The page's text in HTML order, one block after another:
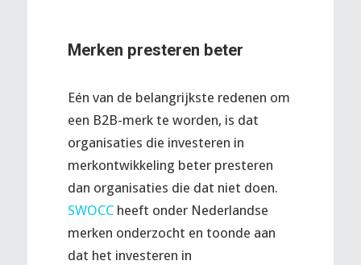
Merken presteren beter
Eén van de belangrijkste redenen om
een B2B-merk te worden, is dat
organisaties die investeren in
merkontwikkeling beter presteren
dan organisaties die dat niet doen.
SWOCCheeft onder Nederlandse
merken onderzocht en toonde aan
dat het investeren in